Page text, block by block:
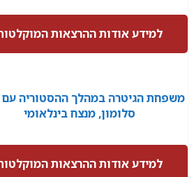
למידע אודות ההרצאות
משפחת הגיטרה במהלך ההסטוריה עם
סלומון, מנצח בינלאומי
למידע אודות ההרצאות